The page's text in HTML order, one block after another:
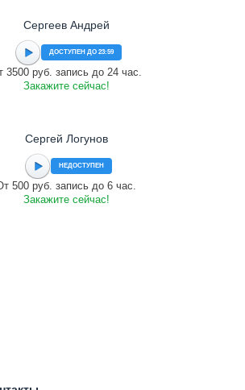
Сергеев Андрей
ДОСТУПЕН ДО 23:59
3500 руб. запись до 24 час.
Закажите сейчас!
Сергей Логунов
НЕДОСТУПЕН
500 руб. запись до 6 час.
Закажите сейчас!